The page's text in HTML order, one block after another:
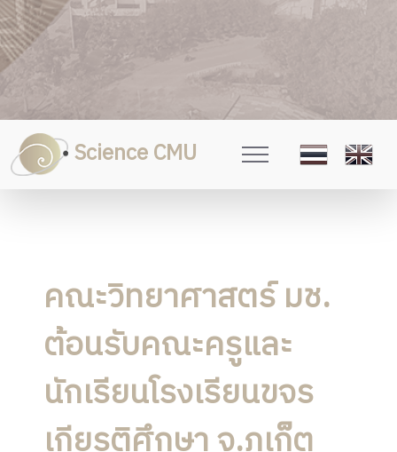
Science CMU
คณะวิทยาศาสตร์ มช.
ต้อนรับคณะครูและ
นักเรียนโรงเรียนขจร